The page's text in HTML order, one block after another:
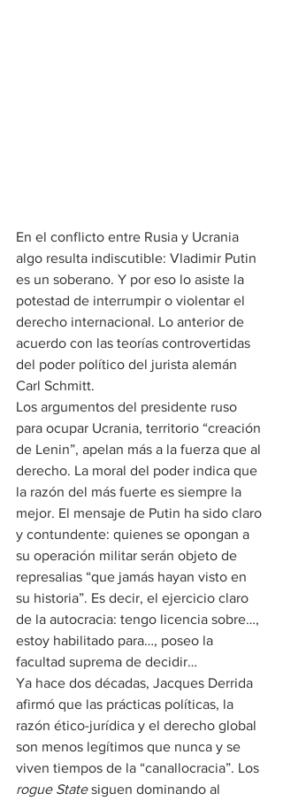
En el conflicto entre Rusia y Ucrania
algo resulta indiscutible: Vladimir Putin
es un soberano. Y por eso lo asiste la
potestad de interrumpir o violentar el
derecho internacional. Lo anterior de
acuerdo con las teorías controvertidas
del poder político del jurista alemán
Carl Schmitt.
Los argumentos del presidente ruso
para ocupar Ucrania, territorio “creación
de Lenin”, apelan más a la fuerza que al
derecho. La moral del poder indica que
la razón del más fuerte es siempre la
mejor. El mensaje de Putin ha sido claro
y contundente: quienes se opongan a
su operación militar serán objeto de
represalias “que jamás hayan visto en
su historia”. Es decir, el ejercicio claro
de la autocracia: tengo licencia sobre…,
estoy habilitado para…, poseo la
facultad suprema de decidir…
Ya hace dos décadas, Jacques Derrida
afirmó que las prácticas políticas, la
razón ético-jurídica y el derecho global
son menos legítimos que nunca y se
viven tiempos de la “canallocracia”. Los
rogue State siguen dominando al